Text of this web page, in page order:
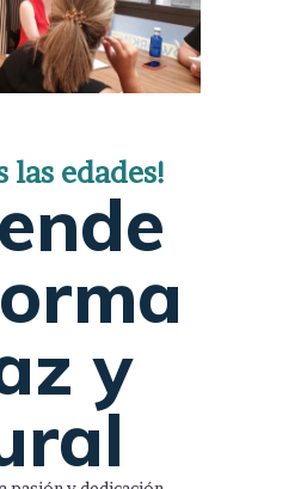
las edades!
y